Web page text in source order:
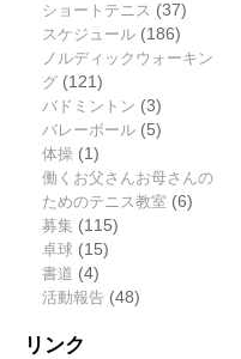
ショートテニス (37)
スケジュール(186)
ノルディックウォーキン
グ(121)
バドミントン (3)
バレーボール(5)
体操(1)
働くお父さんお母さんの
ためのテニス教室 (6)
募集 (115)
卓球 (15)
書道 (4)
活動報告(48)
リンク